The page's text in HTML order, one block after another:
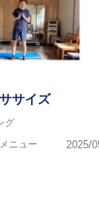
サイズ
グ
ニュー
2025/